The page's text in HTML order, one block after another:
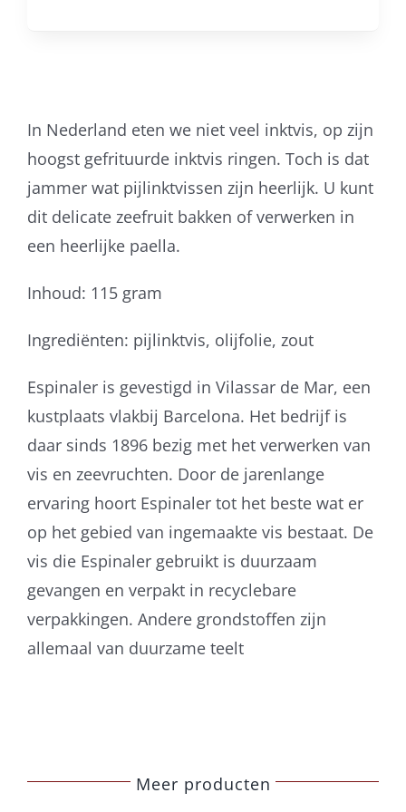
In Nederland eten we niet veel inktvis, op zijn
hoogst gefrituurde inktvis ringen. Toch is dat
jammer wat pijlinktvissen zijn heerlijk. U kunt
dit delicate zeefruit bakken of verwerken in
een heerlijke paella.
Inhoud: 115 gram
Ingrediënten: pijlinktvis, olijfolie, zout
Espinaler is gevestigd in Vilassar de Mar, een
kustplaats vlakbij Barcelona. Het bedrijf is
daar sinds 1896 bezig met het verwerken van
vis en zeevruchten. Door de jarenlange
ervaring hoort Espinaler tot het beste wat er
op het gebied van ingemaakte vis bestaat. De
vis die Espinaler gebruikt is duurzaam
gevangen en verpakt in recyclebare
verpakkingen. Andere grondstoffen zijn
allemaal van duurzame teelt
Meer producten